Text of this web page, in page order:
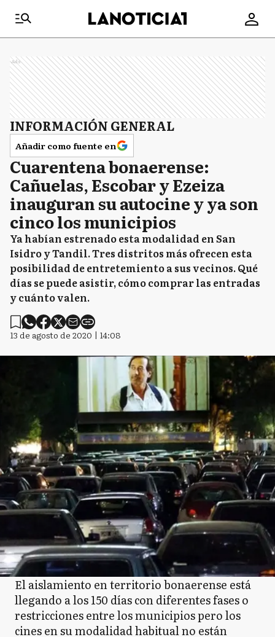
Ads
INFORMACIÓN GENERAL
Añadir como fuente en
Cuarentena bonaerense:
Cañuelas, Escobar y Ezeiza
inauguran su autocine y ya son
cinco los municipios
Ya habían estrenado esta modalidad en San
Isidro y Tandil. Tres distritos más ofrecen esta
posibilidad de entretemiento a sus vecinos. Qué
días se puede asistir, cómo comprar las entradas
y cuánto valen.
13 de agosto de 2020 | 14:08
El aislamiento en territorio bonaerense está
llegando a los 150 días con diferentes fases o
restricciones entre los municipios pero los
cines en su modalidad habitual no están